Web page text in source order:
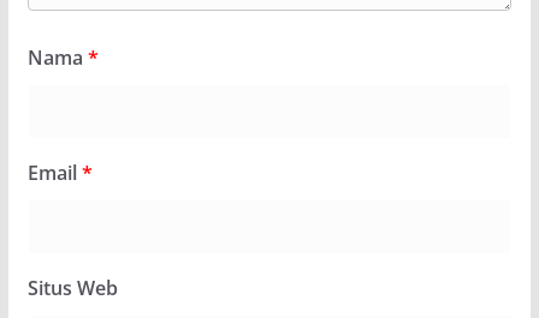
Nama *
Email*
Situs Web